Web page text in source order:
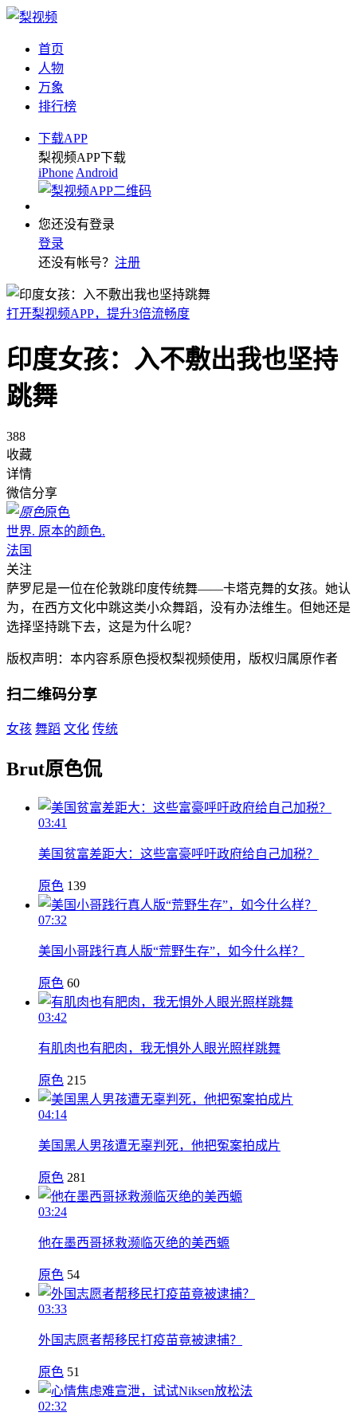
首页
人物
万象
排行榜
下载APP
梨视频APP下载
iPhone Android
您还没有登录
登录
还没有帐号？ 注册
打开梨视频APP，提升3倍流畅度
印度女孩：入不敷出我也坚持
跳舞
388
收藏
详情
微信分享
原色
世界. 原本的颜色.
法国
关注
萨罗尼是一位在伦敦跳印度传统舞——卡塔克舞的女孩。她认
为，在西方文化中跳这类小众舞蹈，没有办法维生。但她还是
选择坚持跳下去，这是为什么呢？
版权声明：本内容系原色授权梨视频使用，版权归属原作者
扫二维码分享
女孩 舞蹈 文化 传统
Brut原色侃
03:41
美国贫富差距大：这些富豪呼吁政府给自己加税？
原色 139
07:32
美国小哥践行真人版“荒野生存”，如今什么样？
原色 60
03:42
有肌肉也有肥肉，我无惧外人眼光照样跳舞
原色 215
04:14
美国黑人男孩遭无辜判死，他把冤案拍成片
原色 281
03:24
他在墨西哥拯救濒临灭绝的美西螈
原色 54
03:33
外国志愿者帮移民打疫苗竟被逮捕？
原色 51
02:32